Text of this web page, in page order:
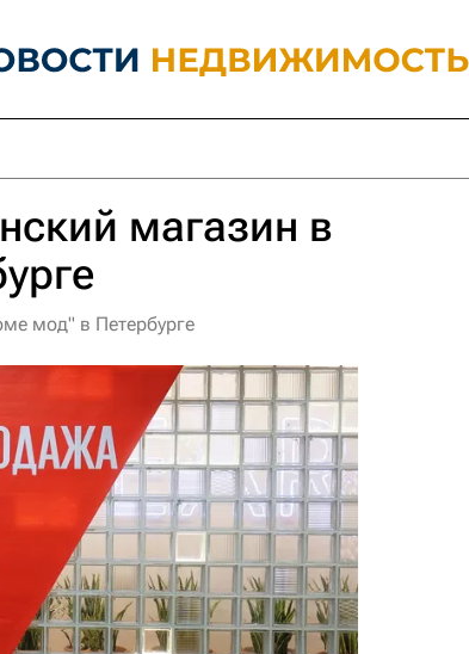
магазин в
мод" в Петербурге